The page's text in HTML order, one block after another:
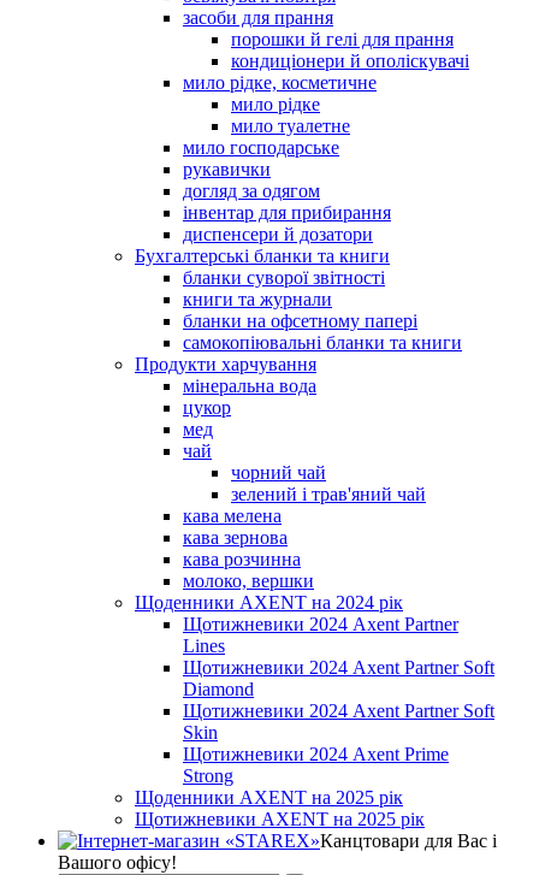
засоби для прання
порошки й гелі для прання
кондиціонери й ополіскувачі
мило рідке, косметичне
мило рідке
мило туалетне
мило господарське
рукавички
догляд за одягом
інвентар для прибирання
диспенсери й дозатори
Бухгалтерські бланки та книги
бланки суворої звітності
книги та журнали
бланки на офсетному папері
самокопіювальні бланки та книги
Продукти харчування
мінеральна вода
цукор
мед
чай
чорний чай
зелений і трав'яний чай
кава мелена
кава зернова
кава розчинна
молоко, вершки
Щоденники AXENT на 2024 рік
Щотижневики 2024 Axent Partner
Lines
Щотижневики 2024 Axent Partner Soft
Diamond
Щотижневики 2024 Axent Partner Soft
Skin
Щотижневики 2024 Axent Prime
Strong
Щоденники AXENT на 2025 рік
Щотижневики AXENT на 2025 рік
Канцтовари для Вас і
Вашого офісу!